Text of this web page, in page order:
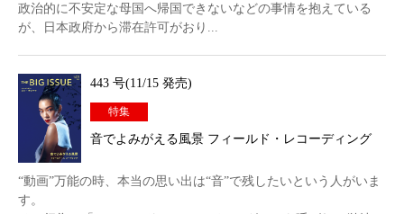
政治的に不安定な母国へ帰国できないなどの事情を抱えている
が、日本政府から滞在許可がおり...
443 号(11/15 発売)
特集
音でよみがえる風景 フィールド・レコーディング
“動画”万能の時、本当の思い出は“音”で残したいという人がいま
す。